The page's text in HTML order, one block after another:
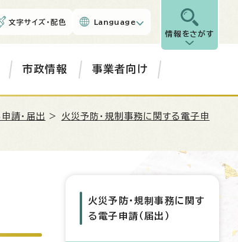
文字サイズ・配色 Language
情報をさがす
市政情報 事業者向け
請・届出 > 火災予防・規制事務に関する電子申
火災予防・規制事務に関す
る電子申請（届出）